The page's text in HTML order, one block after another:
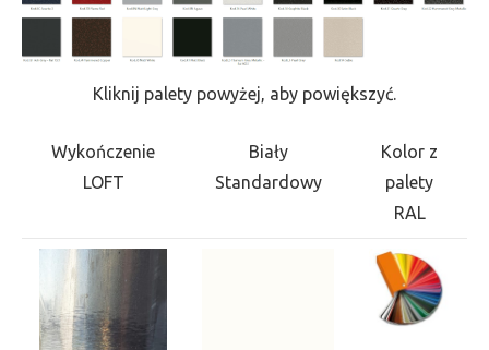
Kliknij palety powyżej, aby powiększyć.
Wykończenie
LOFT
Biały
Standardowy
Kolor z
palety
RAL